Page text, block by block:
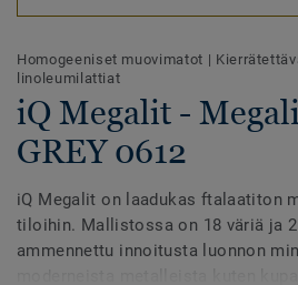
Homogeeniset muovimatot |
linoleumilattiat
iQ Megalit -
GREY 0612
iQ Megalit on laadukas ftalaatiton
tiloihin. Mallistossa on 18 väriä ja
ammennettu innoitusta luonnon